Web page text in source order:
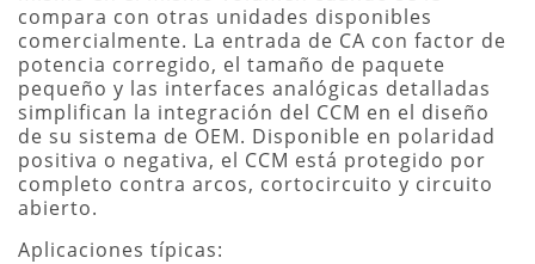
compara con otras unidades disponibles
comercialmente. La entrada de CA con factor de
potencia corregido, el tamaño de paquete
pequeño y las interfaces analógicas detalladas
simplifican la integración del CCM en el diseño
de su sistema de OEM. Disponible en polaridad
positiva o negativa, el CCM está protegido por
completo contra arcos, cortocircuito y circuito
abierto.
Aplicaciones típicas: